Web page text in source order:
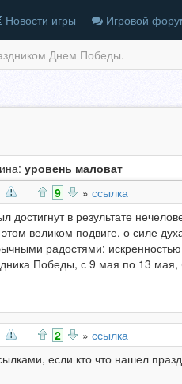
Новости игры Игровой
Днем Победы.
уровень маловат
9 » ссылка
достигнут в результате
великом подвиге, о силе
радостями:
Победы, с 9 мая по 13
2 » ссылка
если кто что нашел